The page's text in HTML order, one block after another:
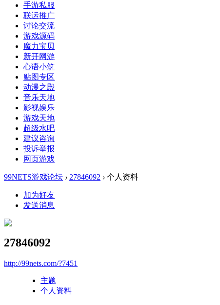
手游私服
联运推广
讨论交流
游戏源码
魔力宝贝
新开网游
心语小筑
贴图专区
动漫之殿
音乐天地
影视娱乐
游戏天地
超级水吧
建议咨询
投诉举报
网页游戏
99NETS游戏论坛 › 27846092 › 个人资料
加为好友
发送消息
27846092
http://99nets.com/?7451
主题
个人资料